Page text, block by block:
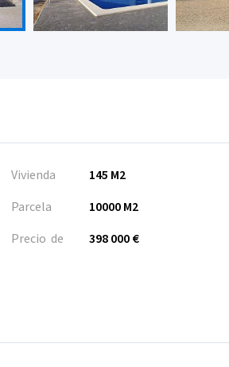
Vivienda
145 M2
Parcela
10000 M2
Precio de
398 000 €